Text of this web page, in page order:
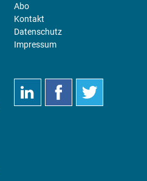
Abo
Kontakt
Datenschutz
Impressum